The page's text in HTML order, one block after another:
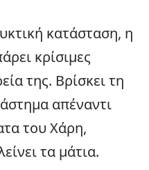
κατάσταση, η
κρίσιμες
της. Βρίσκει τη
απέναντι
του Χάρη,
τα μάτια.